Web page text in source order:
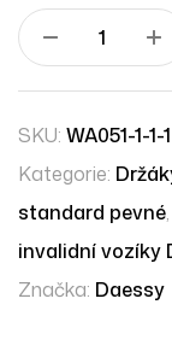
SKU: WA051-1-1-1
Kategorie:
standard pevné,
invalidní vozíky
Značka: Daessy